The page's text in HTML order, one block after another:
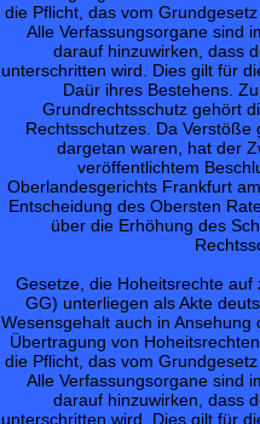
die Pflicht, das vom
Alle Verfassungsorgane sind
darauf hinzuwirken, dass
unterschritten wird. Dies gilt für
Daür ihres Bestehens.
Grundrechtsschutz gehört
Rechtsschutzes. Da
dargetan waren, hat der
veröffentlichtem
Oberlandesgerichts Frankfurt
Entscheidung des Obersten
über die Erhöhung des
Gesetze, die Hoheitsrechte
GG) unterliegen als Akte
Wesensgehalt auch in
Übertragung von
die Pflicht, das vom
Alle Verfassungsorgane sind
darauf hinzuwirken, dass
unterschritten wird. Dies gilt für